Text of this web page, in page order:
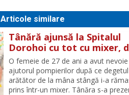
Articole similare
Tânără ajunsă la Spitalul
Dorohoi cu tot cu mixer,
ce și-a prins degetul în
O femeie de 27 de ani a avut
ajutorul pompierilor după ce degetul
arătător de la mâna stângă i-a
prins într-un mixer. Tânăra s-a